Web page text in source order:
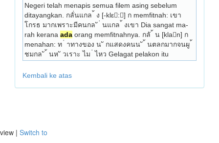
Negeri telah menapis semua filem a­sing sebelum
ditayangkan. กลั่นแกล ้ ง [-klε:] ก memfitnah: เขา
โกรธ มากเพราะมีคนกล ั ่ นแกล ้ งเขา Dia sangat ma-
rah kerana ada orang memfitnahnya. กลั ้ น [klan] ก
menahan: ท ่ าทางของ น ั กแสดงคนน ั ้ นตลกมากจนผู ้
ชมกล ั ้ นห ั วเราะ ไม ่ ไหว Gelagat pelakon itu
Kembali ke atas
view | Switch to